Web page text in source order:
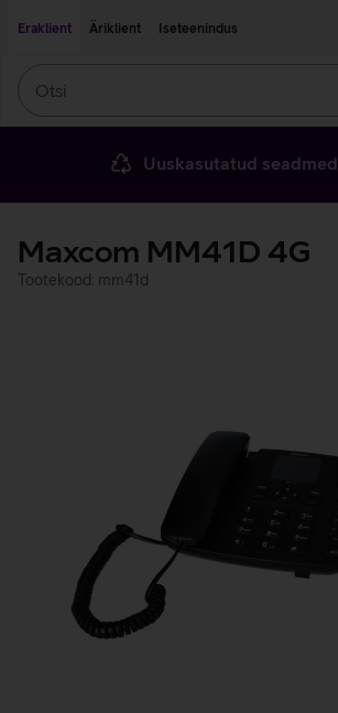
Eraklient
Äriklient Iseteenindus
Uuskasutatud seadmed
Maxcom MM41D 4G
Tootekood: mm41d